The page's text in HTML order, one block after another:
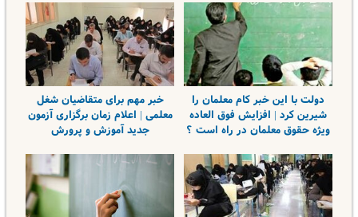
دولت با این خبر کام معلمان را
شیرین کرد | افزایش فوق العاده
ویژه حقوق معلمان در راه است ؟
خبر مهم برای متقاضیان شغل
معلمی | اعلام زمان برگزاری آزمون
جدید آموزش و پرورش